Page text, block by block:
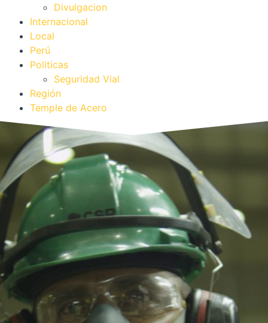
Divulgacion
Internacional
Local
Perú
Politicas
Seguridad Vial
Región
Temple de Acero